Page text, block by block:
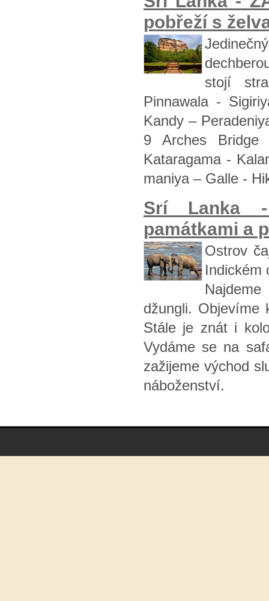
pobřeží s
stojí
Pinnawala -
Kandy –
9 Arches
Kataragama -
maniya – Galle -
Srí Lanka -
památkami a
Ostrov
Indickém
džungli. Objevíme
Stále je znát i
Vydáme se na
zažijeme východ
náboženství.